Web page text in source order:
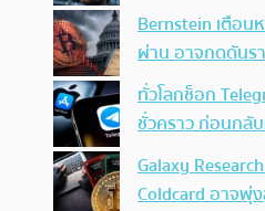
Bernstein เตือน
ผ่าน อาจกดดันร
ทั่วโลกช็อก
ชั่วคราว ก่อนกลั
Galaxy
Coldcard อาจพุ่